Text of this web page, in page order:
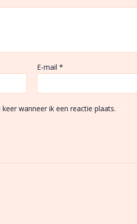
E-mail*
wanneer ik een reactie plaats.